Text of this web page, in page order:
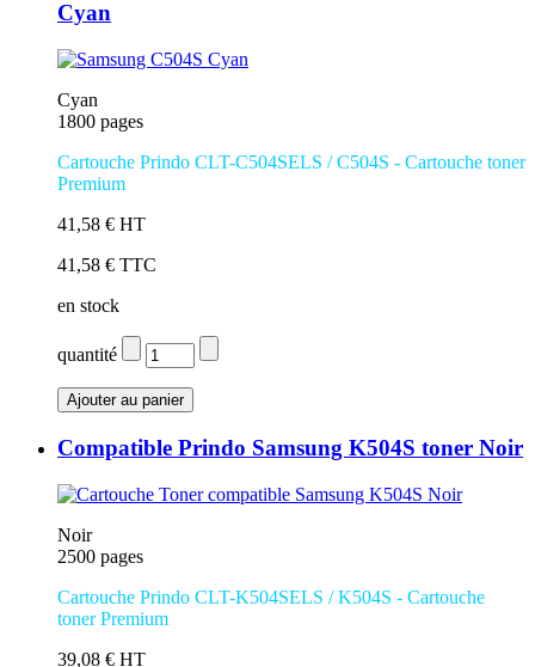
Cyan
Cyan
1800 pages
Cartouche Prindo CLT-C504SELS / C504S - Cartouche toner
Premium
41,58 € HT
41,58 € TTC
en stock
quantité
Compatible Prindo Samsung K504S toner Noir
Noir
2500 pages
Cartouche Prindo CLT-K504SELS / K504S - Cartouche
toner Premium
39,08 € HT